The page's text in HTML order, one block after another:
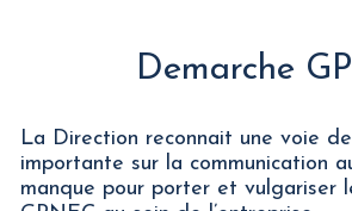
Demarche
La Direction reconnait une voie
importante sur la communication
manque pour porter et vulgariser